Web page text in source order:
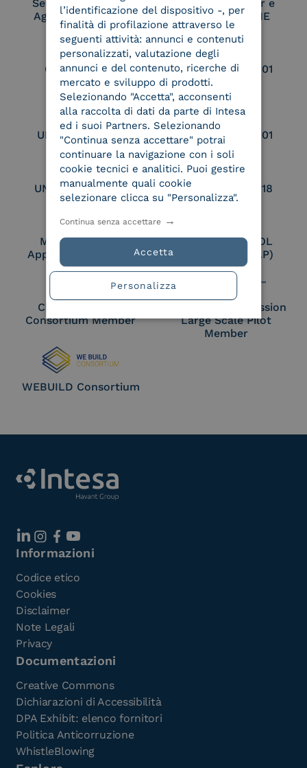
Service Provider e
Aggregatore SPID
Service Provider e
Aggregatore CIE
Conservatore
qualificato
UNI EN ISO 37001
UNI EN ISO 9001 UNI EN ISO 27001
UNI EN ISO 27017 UNI EN ISO 27018
Membro Adobe
Approved Trust List
Certified PEPPOL
Access Point (AP)
Cloud Signature
Consortium Member
European Commission
Large Scale Pilot
Member
WEBUILD Consortium
Informazioni
Codice etico
Cookies
Disclaimer
Note Legali
Privacy
Documentazioni
Creative Commons
Dichiarazioni di Accessibilità
DPA Exhibit: elenco fornitori
Politica Anticorruzione
WhistleBlowing
l’identificazione del dispositivo -, per
finalità di profilazione attraverso le
seguenti attività: annunci e contenuti
personalizzati, valutazione degli
annunci e del contenuto, ricerche di
mercato e sviluppo di prodotti.
Selezionando "Accetta", acconsenti
alla raccolta di dati da parte di Intesa
ed i suoi Partners. Selezionando
"Continua senza accettare" potrai
continuare la navigazione con i soli
cookie tecnici e analitici. Puoi gestire
manualmente quali cookie
selezionare clicca su "Personalizza".
Accetta
Continua senza accettare
Personalizza